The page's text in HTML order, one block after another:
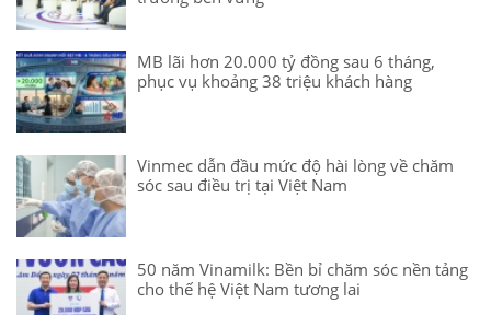
MB lãi hơn 20.000 tỷ đồng sau 6 tháng,
phục vụ khoảng 38 triệu khách hàng
Vinmec dẫn đầu mức độ hài lòng về chăm
sóc sau điều trị tại Việt Nam
50 năm Vinamilk: Bền bỉ chăm sóc nền tảng
cho thế hệ Việt Nam tương lai